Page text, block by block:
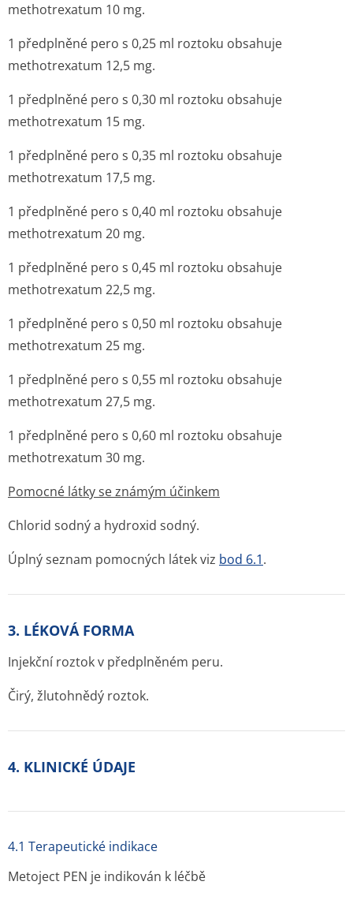
methotrexatum 10 mg.
1 předplněné pero s 0,25 ml roztoku obsahuje
methotrexatum 12,5 mg.
1 předplněné pero s 0,30 ml roztoku obsahuje
methotrexatum 15 mg.
1 předplněné pero s 0,35 ml roztoku obsahuje
methotrexatum 17,5 mg.
1 předplněné pero s 0,40 ml roztoku obsahuje
methotrexatum 20 mg.
1 předplněné pero s 0,45 ml roztoku obsahuje
methotrexatum 22,5 mg.
1 předplněné pero s 0,50 ml roztoku obsahuje
methotrexatum 25 mg.
1 předplněné pero s 0,55 ml roztoku obsahuje
methotrexatum 27,5 mg.
1 předplněné pero s 0,60 ml roztoku obsahuje
methotrexatum 30 mg.
Pomocné látky se známým účinkem
Chlorid sodný a hydroxid sodný.
Úplný seznam pomocných látek viz bod 6.1.
3. LÉKOVÁ FORMA
Injekční roztok v předplněném peru.
Čirý, žlutohnědý roztok.
4. KLINICKÉ ÚDAJE
4.1 Terapeutické indikace
Metoject PEN je indikován k léčbě